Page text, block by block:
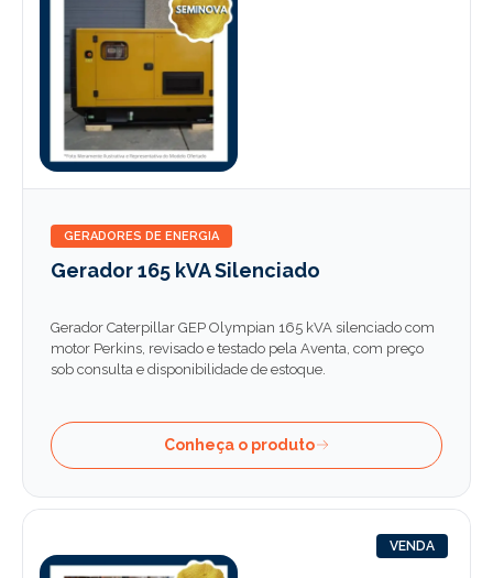
GERADORES DE ENERGIA
Gerador 165 kVA Silenciado
Gerador Caterpillar GEP Olympian 165 kVA silenciado com
motor Perkins, revisado e testado pela Aventa, com preço
sob consulta e disponibilidade de estoque.
Conheça o produto
VENDA